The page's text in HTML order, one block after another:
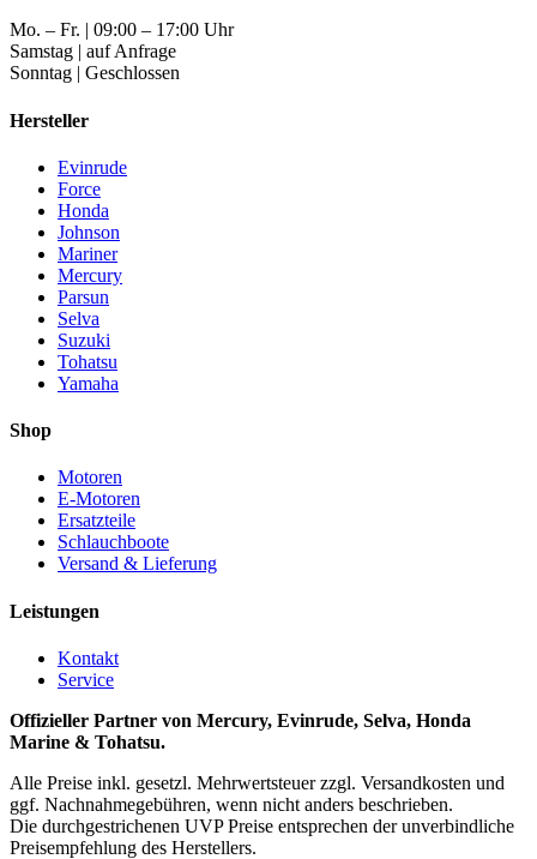
Mo. – Fr. | 09:00 – 17:00 Uhr
Samstag | auf Anfrage
Sonntag | Geschlossen
Hersteller
Evinrude
Force
Honda
Johnson
Mariner
Mercury
Parsun
Selva
Suzuki
Tohatsu
Yamaha
Shop
Motoren
E-Motoren
Ersatzteile
Schlauchboote
Versand & Lieferung
Leistungen
Kontakt
Service
Offizieller Partner von Mercury, Evinrude, Selva, Honda
Marine & Tohatsu.
Alle Preise inkl. gesetzl. Mehrwertsteuer zzgl. Versandkosten und
ggf. Nachnahmegebühren, wenn nicht anders beschrieben.
Die durchgestrichenen UVP Preise entsprechen der unverbindliche
Preisempfehlung des Herstellers.